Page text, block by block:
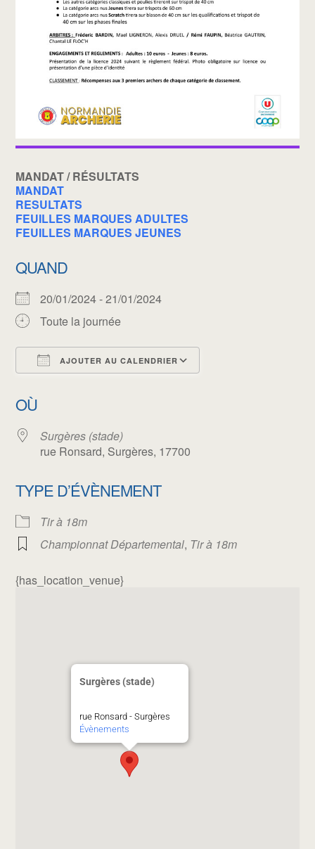
MANDAT / RÉSULTATS
MANDAT
RESULTATS
FEUILLES MARQUES ADULTES
FEUILLES MARQUES JEUNES
QUAND
20/01/2024 - 21/01/2024
Toute la journée
AJOUTER AU CALENDRIER
OÙ
Surgères (stade)
rue Ronsard, Surgères, 17700
TYPE D’ÉVÈNEMENT
Tir à 18m
Championnat Départemental, Tir à 18m
{has_location_venue}
Surgères (stade)
rue Ronsard - Surgères
Évènements